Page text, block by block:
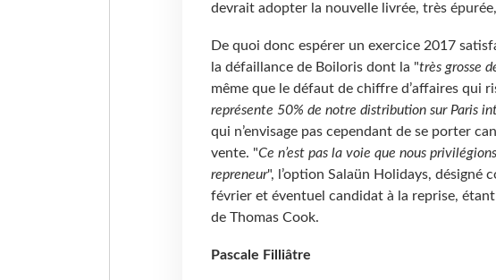
devrait adopter la nouvelle livrée, très
De quoi donc espérer un exercice 2017
la défaillance de Boiloris dont la "très grosse
même que le défaut de chiffre d’affaires qui
représente 50% de notre distribution sur Paris
qui n’envisage pas cependant de se porter
vente. "Ce n’est pas la voie que nous
repreneur", l’option Salaün Holidays, désigné
février et éventuel candidat à la reprise,
de Thomas Cook.
Pascale Filliâtre